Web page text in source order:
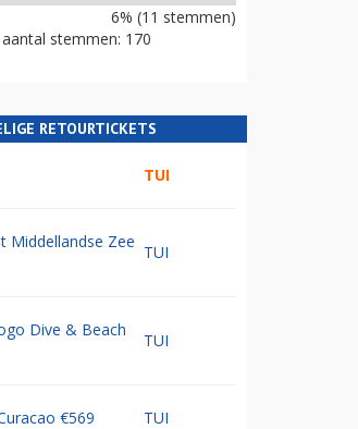
6% (11 stemmen)
stemmen: 170
RETOURTICKETS
TUI
Middellandse Zee
TUI
Dive & Beach
TUI
€569 TUI